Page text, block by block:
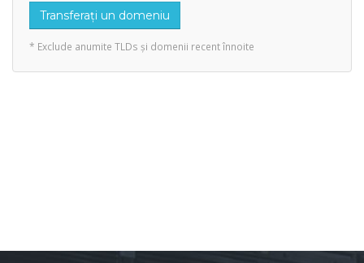
Transferați un domeniu
* Exclude anumite TLDs și domenii recent înnoite